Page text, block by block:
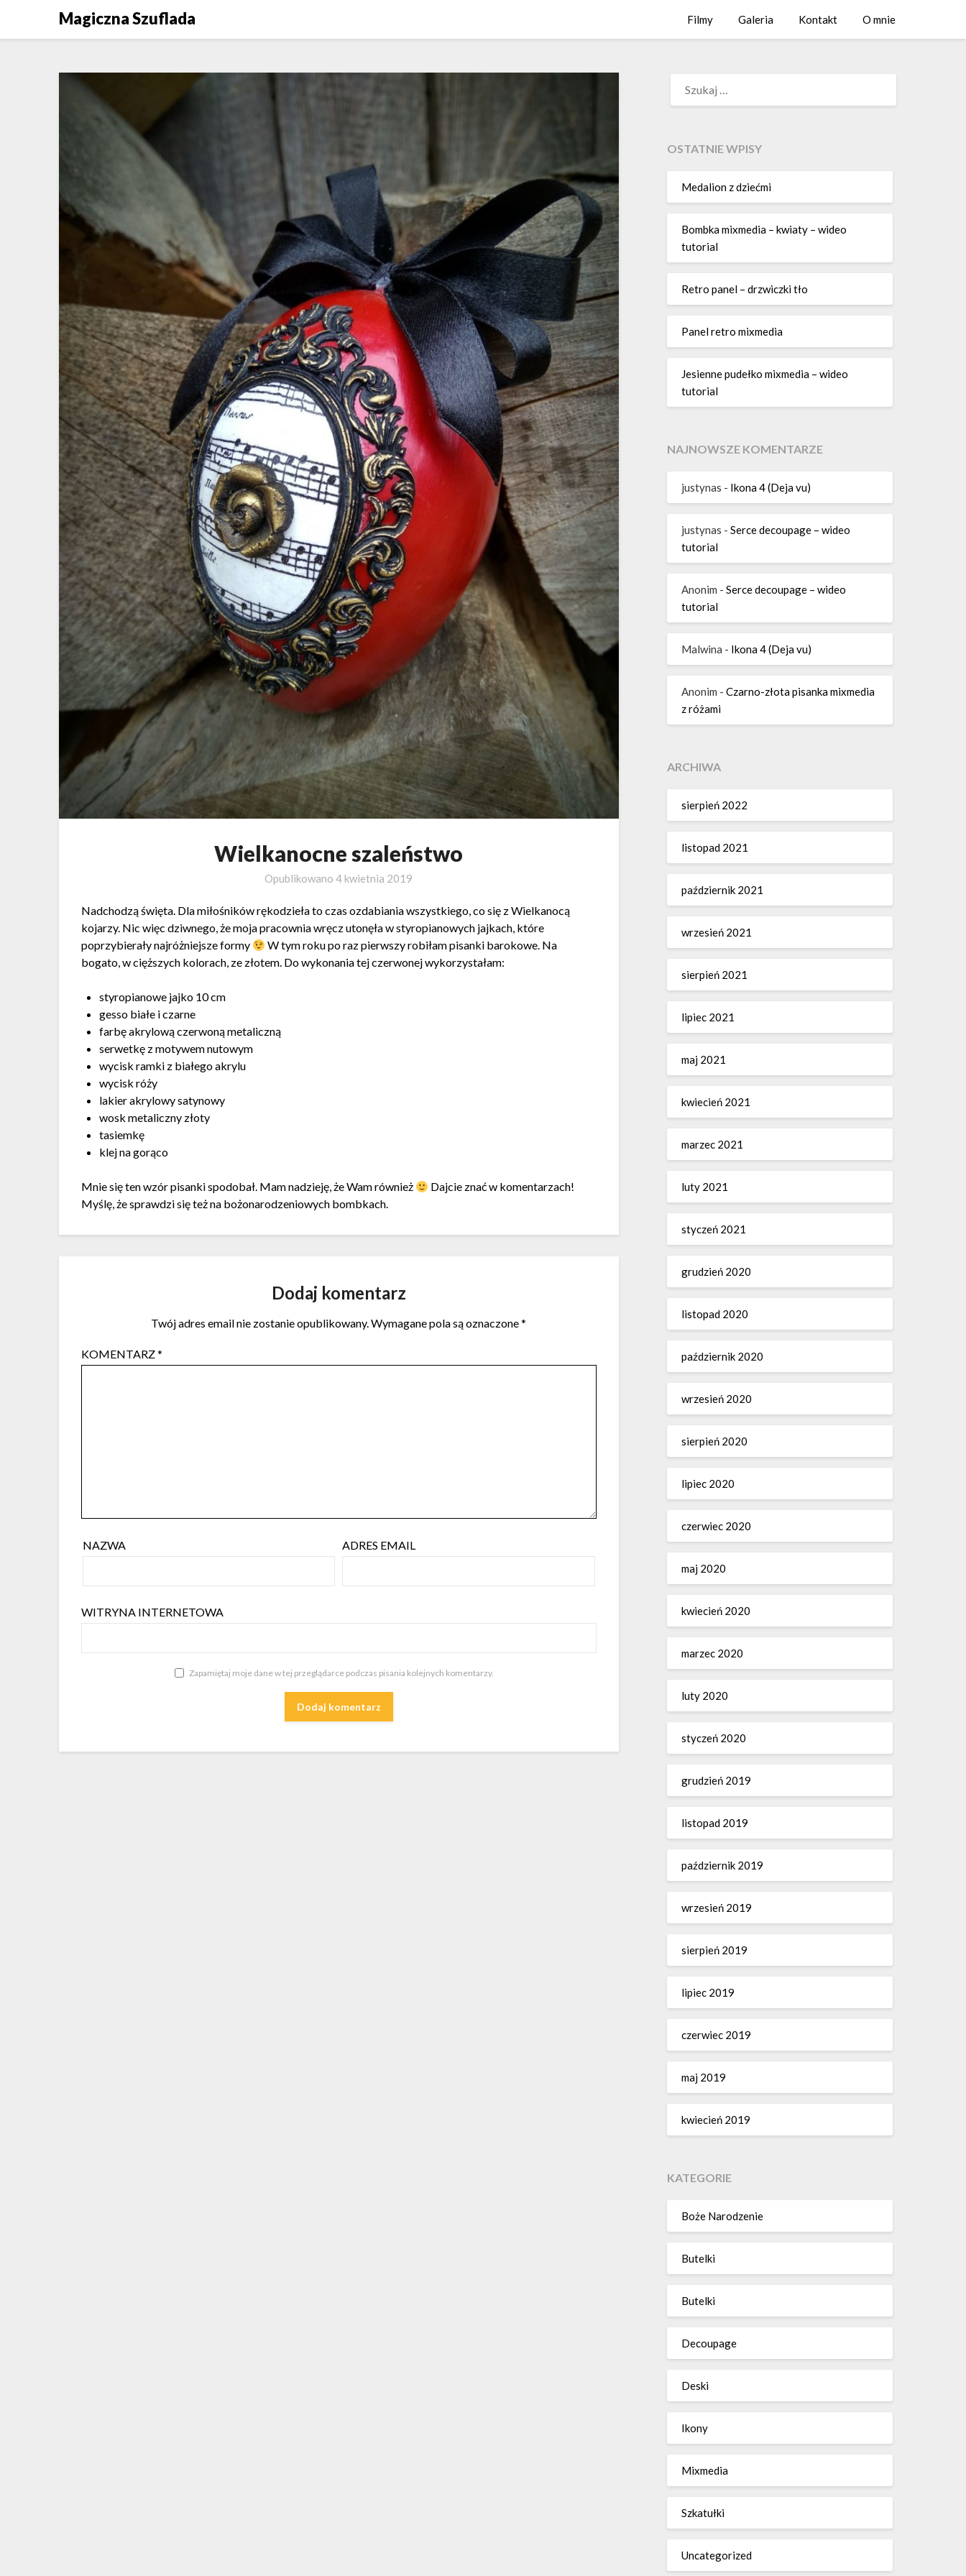
Magiczna Szuflada Filmy Galeria Kontakt O mnie
Wielkanocne szaleństwo
Opublikowano4 kwietnia 2019
Nadchodzą święta. Dla miłośników rękodzieła to czas ozdabiania wszystkiego, co się z Wielkanocą
kojarzy. Nic więc dziwnego, że moja pracownia wręcz utonęła w styropianowych jajkach, które
poprzybierały najróżniejsze formy
W tym roku po raz pierwszy robiłam pisanki barokowe. Na
bogato, w cięższych kolorach, ze złotem. Do wykonania tej czerwonej wykorzystałam:
styropianowe jajko 10 cm
gesso białe i czarne
farbę akrylową czerwoną metaliczną
serwetkę z motywem nutowym
wycisk ramki z białego akrylu
wycisk róży
lakier akrylowy satynowy
wosk metaliczny złoty
tasiemkę
klej na gorąco
Mnie się ten wzór pisanki spodobał. Mam nadzieję, że Wam również
Dajcie znać w komentarzach!
Myślę, że sprawdzi się też na bożonarodzeniowych bombkach.
Dodaj komentarz
Twój adres email nie zostanie opublikowany.Wymagane pola są oznaczone*
KOMENTARZ*
NAZWA ADRES EMAIL
WITRYNA INTERNETOWA
Zapamiętaj moje dane w tej przeglądarce podczas pisania kolejnych komentarzy.
OSTATNIE WPISY
Medalion z dziećmi
Bombka mixmedia – kwiaty – wideo
tutorial
Retro panel – drzwiczki tło
Panel retro mixmedia
Jesienne pudełko mixmedia – wideo
tutorial
NAJNOWSZE KOMENTARZE
justynas - Ikona 4 (Deja vu)
justynas - Serce decoupage – wideo
tutorial
Anonim - Serce decoupage – wideo
tutorial
Malwina - Ikona 4 (Deja vu)
Anonim - Czarno-złota pisanka mixmedia
z różami
ARCHIWA
sierpień 2022
listopad 2021
październik 2021
wrzesień 2021
sierpień 2021
lipiec 2021
maj 2021
kwiecień 2021
marzec 2021
luty 2021
styczeń 2021
grudzień 2020
listopad 2020
październik 2020
wrzesień 2020
sierpień 2020
lipiec 2020
czerwiec 2020
maj 2020
kwiecień 2020
marzec 2020
luty 2020
styczeń 2020
grudzień 2019
listopad 2019
październik 2019
wrzesień 2019
sierpień 2019
lipiec 2019
czerwiec 2019
maj 2019
kwiecień 2019
KATEGORIE
Boże Narodzenie
Butelki
Butelki
Decoupage
Deski
Ikony
Mixmedia
Szkatułki
Uncategorized